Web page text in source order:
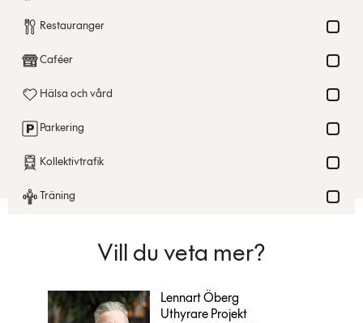
Restauranger
Caféer
Hälsa och vård
Parkering
Kollektivtrafik
Träning
Vill du veta mer?
Lennart Öberg
Uthyrare Projekt